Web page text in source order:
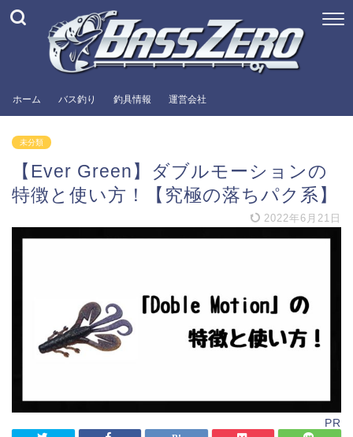
ホーム バス釣り 釣具情報 運営会社
未分類
【Ever Green】ダブルモーションの
特徴と使い方！【究極の落ちパク系】
2022年6月21日
PR